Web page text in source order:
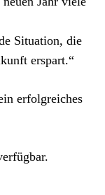
Situation, die
erspart.“
erfolgreiches